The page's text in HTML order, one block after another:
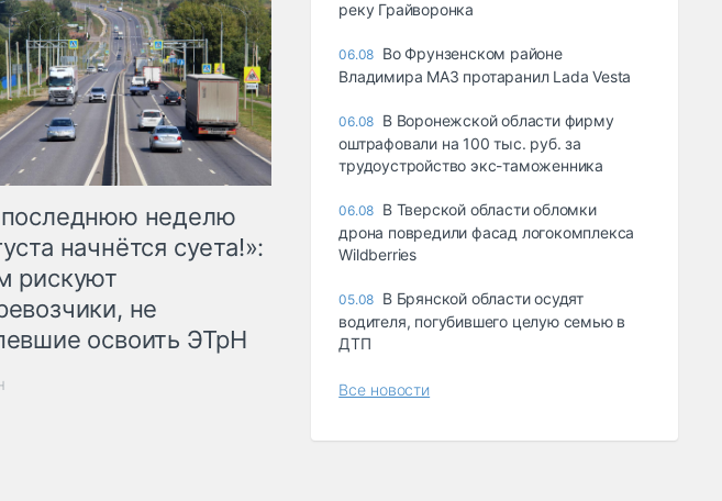
неделю
начнётся суета!»:
рискуют
не
освоить ЭТрН
реку Грайворонка
06.08 Во Фрунзенском районе
Владимира МАЗ протаранил Lada Vesta
06.08 В Воронежской области фирму
оштрафовали на 100 тыс. руб. за
трудоустройство экс-таможенника
06.08 В Тверской области обломки
дрона повредили фасад логокомплекса
Wildberries
05.08 В Брянской области осудят
водителя, погубившего целую семью в
ДТП
Все новости